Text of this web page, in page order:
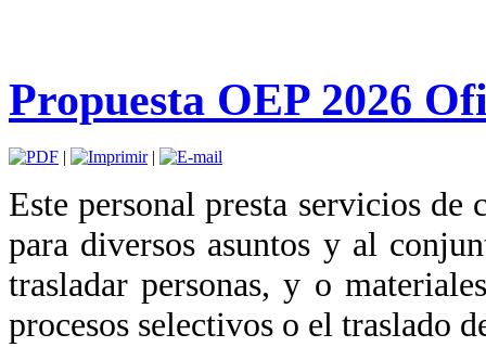
Propuesta OEP 2026
| |
Este personal presta servicios
para diversos asuntos y al
trasladar personas, y o
procesos selectivos o el traslado